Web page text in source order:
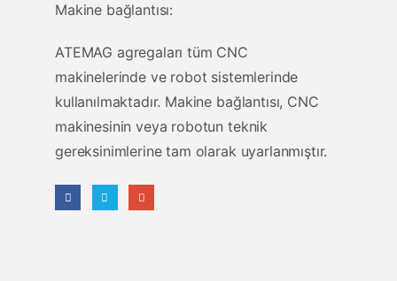
Makine bağlantısı:
ATEMAG agregaları tüm CNC
makinelerinde ve robot sistemlerinde
kullanılmaktadır. Makine bağlantısı, CNC
makinesinin veya robotun teknik
gereksinimlerine tam olarak uyarlanmıştır.